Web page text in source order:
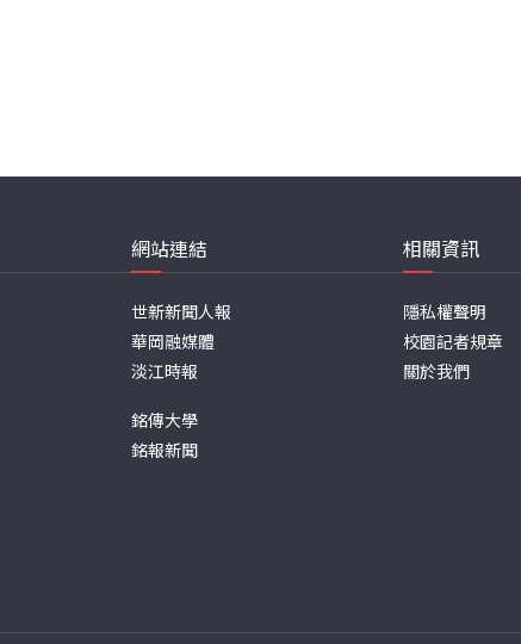
網站連結
世新新聞人報
華岡融媒體
淡江時報
銘傳大學
銘報新聞
相關資訊
隱私權聲明
校園記者規章
關於我們